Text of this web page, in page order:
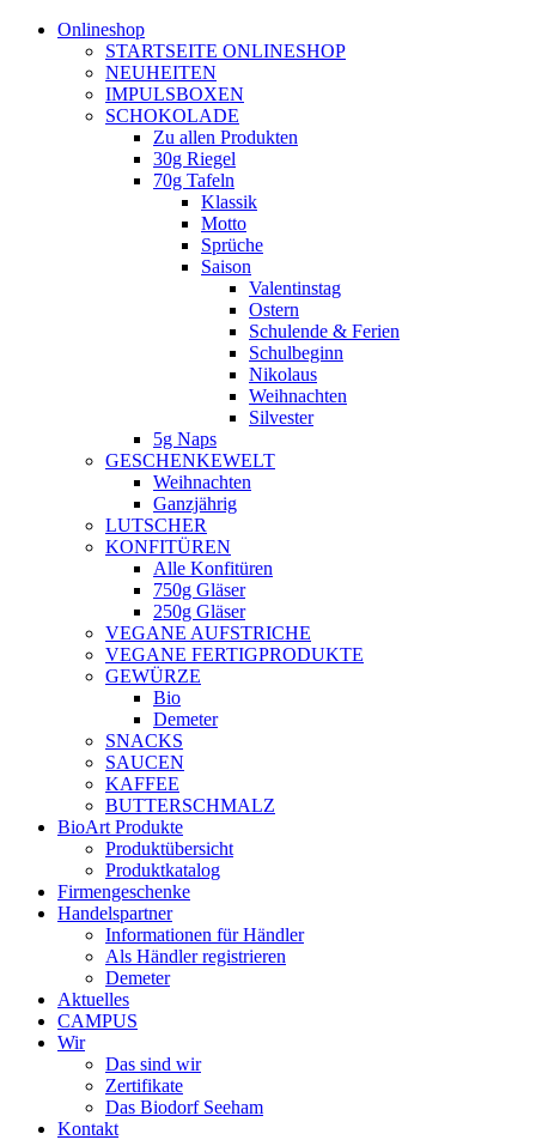
Onlineshop
STARTSEITE ONLINESHOP
NEUHEITEN
IMPULSBOXEN
SCHOKOLADE
Zu allen Produkten
30g Riegel
70g Tafeln
Klassik
Motto
Sprüche
Saison
Valentinstag
Ostern
Schulende & Ferien
Schulbeginn
Nikolaus
Weihnachten
Silvester
5g Naps
GESCHENKEWELT
Weihnachten
Ganzjährig
LUTSCHER
KONFITÜREN
Alle Konfitüren
750g Gläser
250g Gläser
VEGANE AUFSTRICHE
VEGANE FERTIGPRODUKTE
GEWÜRZE
Bio
Demeter
SNACKS
SAUCEN
KAFFEE
BUTTERSCHMALZ
BioArt Produkte
Produktübersicht
Produktkatalog
Firmengeschenke
Handelspartner
Informationen für Händler
Als Händler registrieren
Demeter
Aktuelles
CAMPUS
Wir
Das sind wir
Zertifikate
Das Biodorf Seeham
Kontakt